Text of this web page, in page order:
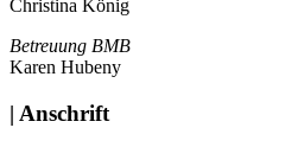
Christina König
Betreuung BMB
Karen Hubeny
| Anschrift